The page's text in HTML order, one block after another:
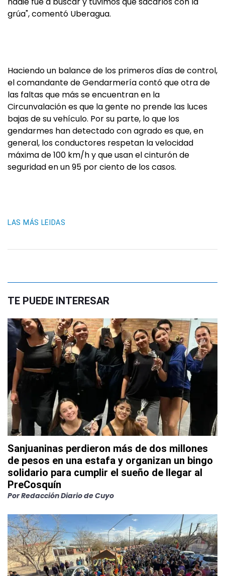
grúa", comentó Uberagua.
Haciendo un balance de los primeros días de control,
el comandante de Gendarmería contó que otra de
las faltas que más se encuentran en la
Circunvalación es que la gente no prende las luces
bajas de su vehículo. Por su parte, lo que los
gendarmes han detectado con agrado es que, en
general, los conductores respetan la velocidad
máxima de 100 km/h y que usan el cinturón de
seguridad en un 95 por ciento de los casos.
LAS MÁS LEIDAS
TE PUEDE INTERESAR
Sanjuaninas perdieron más de dos millones
de pesos en una estafa y organizan un bingo
solidario para cumplir el sueño de llegar al
PreCosquín
PorRedacción Diario de Cuyo